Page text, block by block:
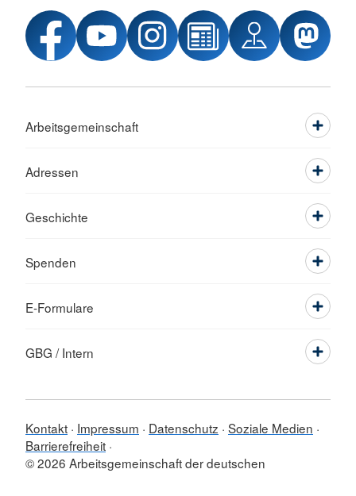
Arbeitsgemeinschaft
Adressen
Geschichte
Spenden
E-Formulare
GBG / Intern
Kontakt Impressum Datenschutz Soziale Medien
Barrierefreiheit
© 2026 Arbeitsgemeinschaft der deutschen